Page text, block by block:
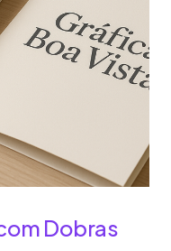
Dobras